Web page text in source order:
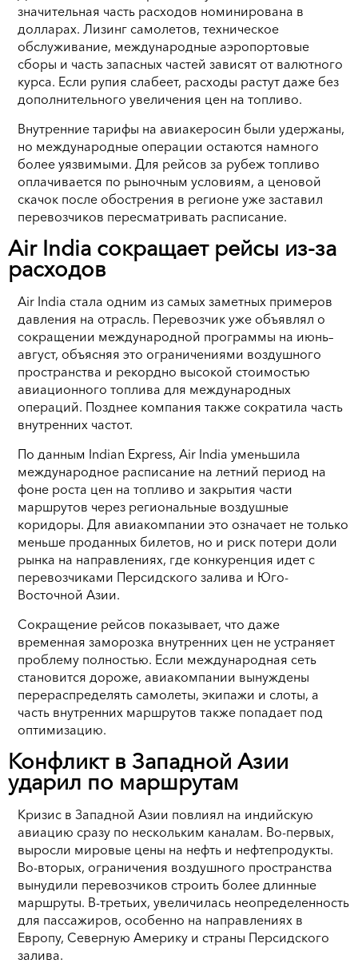
значительная часть расходов номинирована в
долларах. Лизинг самолетов, техническое
обслуживание, международные аэропортовые
сборы и часть запасных частей зависят от валютного
курса. Если рупия слабеет, расходы растут даже без
дополнительного увеличения цен на топливо.
Внутренние тарифы на авиакеросин были удержаны,
но международные операции остаются намного
более уязвимыми. Для рейсов за рубеж топливо
оплачивается по рыночным условиям, а ценовой
скачок после обострения в регионе уже заставил
перевозчиков пересматривать расписание.
Air India сокращает рейсы из-за
расходов
Air India стала одним из самых заметных примеров
давления на отрасль. Перевозчик уже объявлял о
сокращении международной программы на июнь–
август, объясняя это ограничениями воздушного
пространства и рекордно высокой стоимостью
авиационного топлива для международных
операций. Позднее компания также сократила часть
внутренних частот.
По данным Indian Express, Air India уменьшила
международное расписание на летний период на
фоне роста цен на топливо и закрытия части
маршрутов через региональные воздушные
коридоры. Для авиакомпании это означает не только
меньше проданных билетов, но и риск потери доли
рынка на направлениях, где конкуренция идет с
перевозчиками Персидского залива и Юго-
Восточной Азии.
Сокращение рейсов показывает, что даже
временная заморозка внутренних цен не устраняет
проблему полностью. Если международная сеть
становится дороже, авиакомпании вынуждены
перераспределять самолеты, экипажи и слоты, а
часть внутренних маршрутов также попадает под
оптимизацию.
Конфликт в Западной Азии
ударил по маршрутам
Кризис в Западной Азии повлиял на индийскую
авиацию сразу по нескольким каналам. Во-первых,
выросли мировые цены на нефть и нефтепродукты.
Во-вторых, ограничения воздушного пространства
вынудили перевозчиков строить более длинные
маршруты. В-третьих, увеличилась неопределенность
для пассажиров, особенно на направлениях в
Европу, Северную Америку и страны Персидского
залива.